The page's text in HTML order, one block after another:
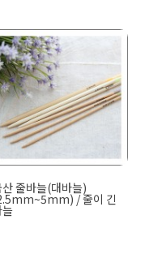
줄바늘(대바늘)
/ 줄이 긴
늘